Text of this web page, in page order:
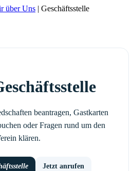
über Uns | Geschäftsstelle
beantragen, Gastkarten
oder Fragen rund um den
klären.
Jetzt anrufen